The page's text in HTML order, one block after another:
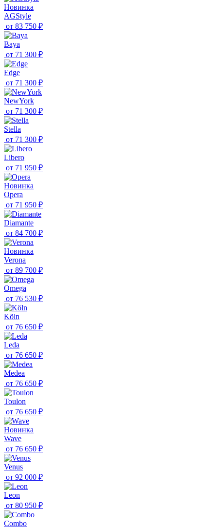
Новинка
AGStyle
от 83 750 ₽
Baya
от 71 300 ₽
Edge
от 71 300 ₽
NewYork
от 71 300 ₽
Stella
от 71 300 ₽
Libero
от 71 950 ₽
Новинка
Opera
от 71 950 ₽
Diamante
от 84 700 ₽
Новинка
Verona
от 89 700 ₽
Omega
от 76 530 ₽
Köln
от 76 650 ₽
Leda
от 76 650 ₽
Medea
от 76 650 ₽
Toulon
от 76 650 ₽
Новинка
Wave
от 76 650 ₽
Venus
от 92 000 ₽
Leon
от 80 950 ₽
Combo